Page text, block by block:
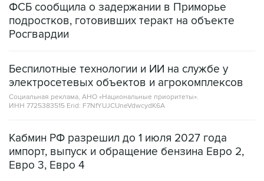
ФСБ сообщила о задержании в Приморье
подростков, готовивших теракт на объекте
Росгвардии
Беспилотные технологии и ИИ на службе у
электросетевых объектов и агрокомплексов
Социальная реклама, АНО «Национальные приоритеты».
ИНН 7725383515 Erid: F7NfYUJCUneVdwcydK6A
Кабмин РФ разрешил до 1 июля 2027 года
импорт, выпуск и обращение бензина Евро 2,
Евро 3, Евро 4